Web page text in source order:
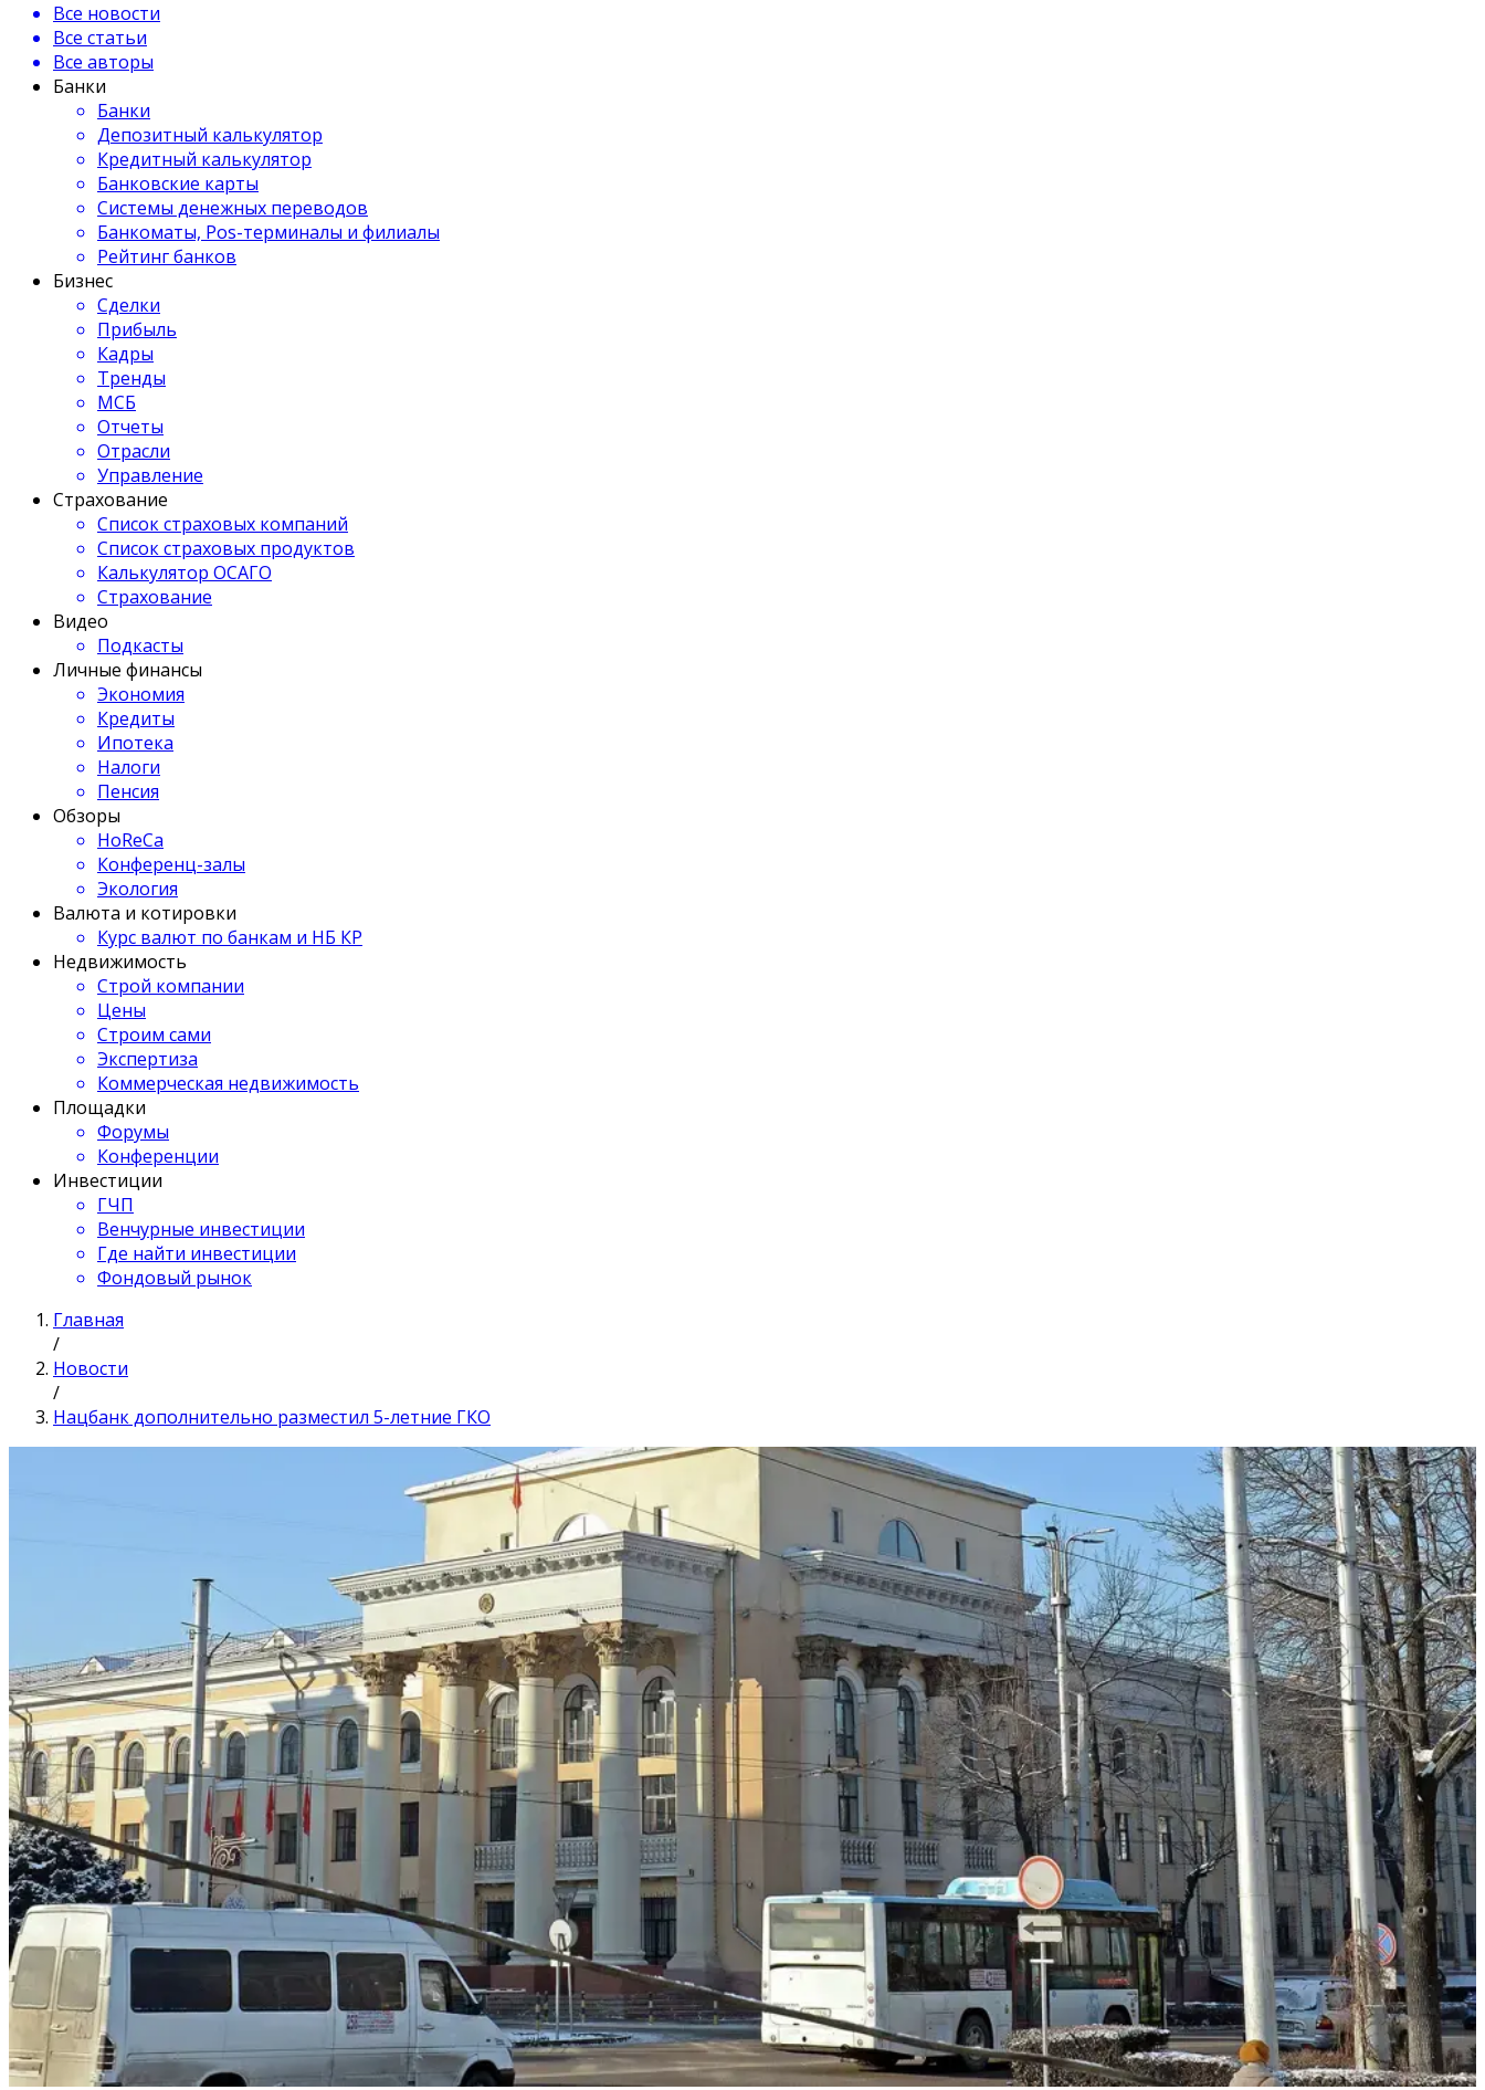
Все новости
Все статьи
Все авторы
Банки
Банки
Депозитный калькулятор
Кредитный калькулятор
Банковские карты
Системы денежных переводов
Банкоматы, Pos-терминалы и филиалы
Рейтинг банков
Бизнес
Сделки
Прибыль
Кадры
Тренды
МСБ
Отчеты
Отрасли
Управление
Страхование
Список страховых компаний
Список страховых продуктов
Калькулятор ОСАГО
Страхование
Видео
Подкасты
Личные финансы
Экономия
Кредиты
Ипотека
Налоги
Пенсия
Обзоры
HoReCa
Конференц-залы
Экология
Валюта и котировки
Курс валют по банкам и НБ КР
Недвижимость
Строй компании
Цены
Строим сами
Экспертиза
Коммерческая недвижимость
Площадки
Форумы
Конференции
Инвестиции
ГЧП
Венчурные инвестиции
Где найти инвестиции
Фондовый рынок
Главная
/
Новости
/
Нацбанк дополнительно разместил 5-летние ГКО